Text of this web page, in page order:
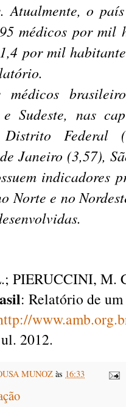
Atualmente, o
médicos por mil
por mil
médicos
Sudeste, nas
Distrito Federal
Janeiro (3,57),
indicadores
Norte e no
PIERUCCINI, M.
: Relatório de
2012.
MUNOZ às 16:33